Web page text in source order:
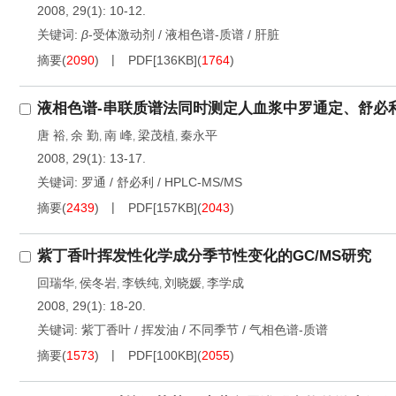
2008, 29(1): 10-12.
关键词: β-受体激动剂 / 液相色谱-质谱 / 肝脏
摘要(2090) PDF[136KB](1764)
液相色谱-串联质谱法同时测定人血浆中罗通定、舒必
唐 裕, 余 勤, 南 峰, 梁茂植, 秦永平
2008, 29(1): 13-17.
关键词: 罗通 / 舒必利 / HPLC-MS/MS
摘要(2439) PDF[157KB](2043)
紫丁香叶挥发性化学成分季节性变化的GC/MS研究
回瑞华, 侯冬岩, 李铁纯, 刘晓媛, 李学成
2008, 29(1): 18-20.
关键词: 紫丁香叶 / 挥发油 / 不同季节 / 气相色谱-质谱
摘要(1573) PDF[100KB](2055)